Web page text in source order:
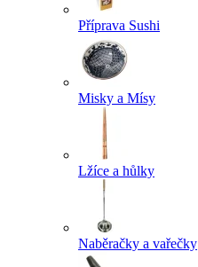
Příprava Sushi
Misky a Mísy
Lžíce a hůlky
Naběračky a vařečky